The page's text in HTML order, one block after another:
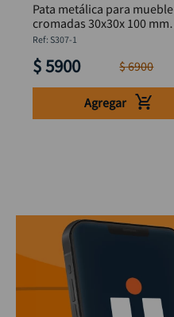
Pata metálica para mueble
cromadas 30x30x 100 mm
DISCOVER
: S307-1
$5900 $6900
Agregar